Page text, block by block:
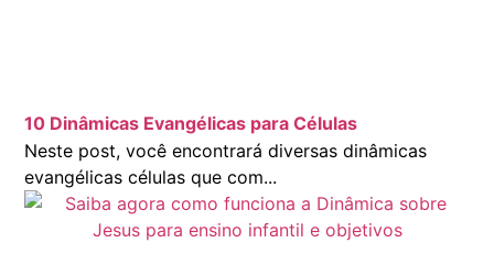
10 Dinâmicas Evangélicas para Células
Neste post, você encontrará diversas dinâmicas
evangélicas células que com...